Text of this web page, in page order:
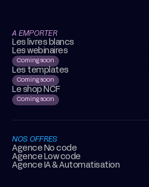
A EMPORTER
Les livres blancs
Les webinaires
Coming soon
Les templates
Coming soon
Le shop NCF
Coming soon
NOS OFFRES
Agence No code
Agence Low code
Agence IA & Automatisation